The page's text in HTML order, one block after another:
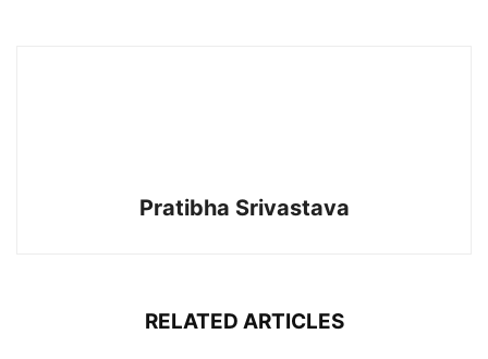
Pratibha Srivastava
RELATED ARTICLES